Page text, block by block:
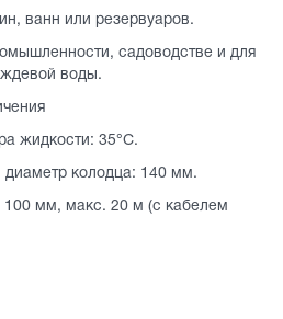
ванн или резервуаров.
садоводстве и для
воды.
жидкости: 35°C.
колодца: 140 мм.
100 мм, макс. 20 м (с кабелем